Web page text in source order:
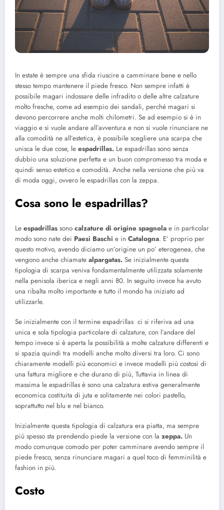
In estate è sempre una sfida riuscire a camminare bene e nello
stesso tempo mantenere il piede fresco. Non sempre infatti è
possibile magari indossare delle infradito o delle altre calzature
molto fresche, come ad esempio dei sandali, perché magari si
devono percorrere anche molti chilometri. Se ad esempio si è in
viaggio e si vuole andare all’avventura e non si vuole rinunciare ne
alla comodità ne all’estetica, è possibile scegliere una scarpa che
unisca le due cose, le espadrillas. Le espadrillas sono senza
dubbio una soluzione perfetta e un buon compromesso tra moda e
quindi senso estetico e comodità. Anche nella versione che più va
di moda oggi, ovvero le espadrillas con la zeppa.
Cosa sono le espadrillas?
Le espadrillas sono calzature di origine spagnola e in particolar
modo sono nate dei Paesi Baschi e in Catalogna. E’ proprio per
questo motivo, avendo diciamo un’origine un po’ eterogenea, che
vengono anche chiamate alpargatas. Se inizialmente questa
tipologia di scarpa veniva fondamentalmente utilizzata solamente
nella penisola iberica e negli anni 80. In seguito invece ha avuto
una ribalta molto importante e tutto il mondo ha iniziato ad
utilizzarle.
Se inizialmente con il termine espadrillas ci si riferiva ad una
unica e sola tipologia particolare di calzature, con l’andare del
tempo invece si è aperta la possibilità a molte calzature differenti e
si spazia quindi tra modelli anche molto diversi tra loro. Ci sono
chiaramente modelli più economici e invece modelli più costosi di
una fattura migliore e che durano di più, Tuttavia in linea di
massima le espadrillas è sono una calzatura estiva generalmente
economica costituita di juta e solitamente nei colori pastello,
soprattutto nel blu e nel bianco.
Inizialmente questa tipologia di calzatura era piatta, ma sempre
più spesso sta prendendo piede la versione con la zeppa. Un
modo comunque comodo per poter camminare avendo sempre il
piede fresco, senza rinunciare magari a quel toco di femminilità e
fashion in più.
Costo